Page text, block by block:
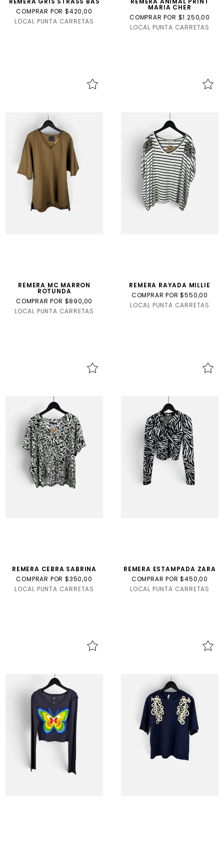
COMPRAR POR $420,00
LOCAL PUNTA CARRETAS
MARIA CHER
COMPRAR POR $1.250,00
LOCAL PUNTA CARRETAS
REMERA MC MARRON
ROTUNDA
COMPRAR POR $890,00
LOCAL PUNTA CARRETAS
REMERA RAYADA MILLIE
COMPRAR POR $550,00
LOCAL PUNTA CARRETAS
REMERA CEBRA SABRINA
COMPRAR POR $350,00
LOCAL PUNTA CARRETAS
REMERA ESTAMPADA ZARA
COMPRAR POR $450,00
LOCAL PUNTA CARRETAS